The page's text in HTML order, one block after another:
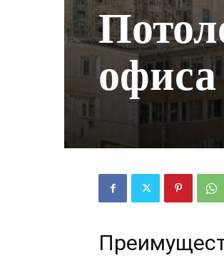
офиса